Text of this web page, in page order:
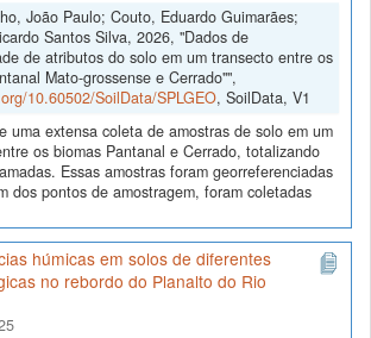
João Paulo; Couto, Eduardo Guimarães;
Santos Silva, 2026, "Dados de
de atributos do solo em um transecto entre os
Mato-grossense e Cerrado"",
10.60502/SoilData/SPLGEO, SoilData, V1
uma extensa coleta de amostras de solo em um
os biomas Pantanal e Cerrado, totalizando
Essas amostras foram georreferenciadas
dos pontos de amostragem, foram coletadas
húmicas em solos de diferentes
no rebordo do Planalto do Rio